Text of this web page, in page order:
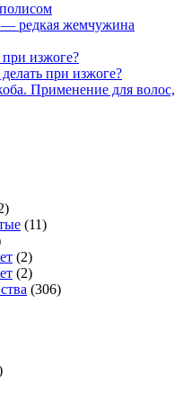
редкая жемчужина
при изжоге?
при изжоге?
Применение для волос,
(11)
(2)
(2)
(306)